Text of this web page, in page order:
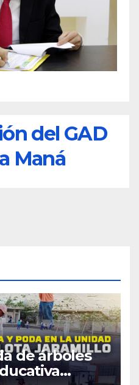
del GAD
Maná
de árboles